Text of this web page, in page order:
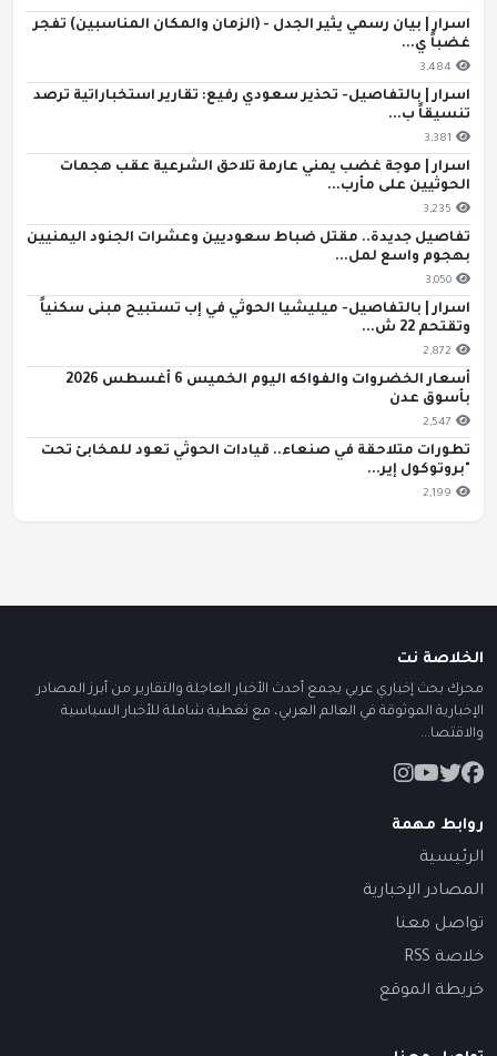
اسرار | بيان رسمي يثير الجدل - (الزمان والمكان المناسبين) تفجر
غضباً ي...
3,484
اسرار | بالتفاصيل- تحذير سعودي رفيع: تقارير استخباراتية ترصد
تنسيقاً ب...
3,381
اسرار | موجة غضب يمني عارمة تلاحق الشرعية عقب هجمات
الحوثيين على مأرب...
3,235
تفاصيل جديدة.. مقتل ضباط سعوديين وعشرات الجنود اليمنيين
بهجوم واسع لمل...
3,050
اسرار | بالتفاصيل- ميليشيا الحوثي في إب تستبيح مبنى سكنياً
وتقتحم 22 ش...
2,872
أسعار الخضروات والفواكه اليوم الخميس 6 أغسطس 2026
بأسوق عدن
2,547
تطورات متلاحقة في صنعاء.. قيادات الحوثي تعود للمخابئ تحت
"بروتوكول إير...
2,199
الخلاصة نت
محرك بحث إخباري عربي يجمع أحدث الأخبار العاجلة والتقارير من أبرز المصادر
الإخبارية الموثوقة في العالم العربي، مع تغطية شاملة للأخبار السياسية
والاقتصا...
روابط مهمة
الرئيسية
المصادر الإخبارية
تواصل معنا
خلاصة RSS
خريطة الموقع